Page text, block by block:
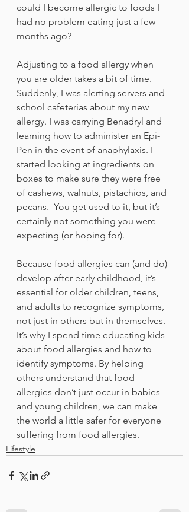
could I become allergic to foods I
had no problem eating just a few
months ago?
Adjusting to a food allergy when
you are older takes a bit of time.
Suddenly, I was alerting servers and
school cafeterias about my new
allergy. I was carrying Benadryl and
learning how to administer an Epi-
Pen in the event of anaphylaxis. I
started looking at ingredients on
boxes to make sure they were free
of cashews, walnuts, pistachios, and
pecans.  You get used to it, but it’s
certainly not something you were
expecting (or hoping for).
Because food allergies can (and do)
develop after early childhood, it’s
essential for older children, teens,
and adults to recognize symptoms,
not just in others but in themselves.
It’s why I spend time educating kids
about food allergies and how to
identify symptoms. By helping
others understand that food
allergies don’t just occur in babies
and young children, we can make
the world a little safer for everyone
suffering from food allergies.
Lifestyle